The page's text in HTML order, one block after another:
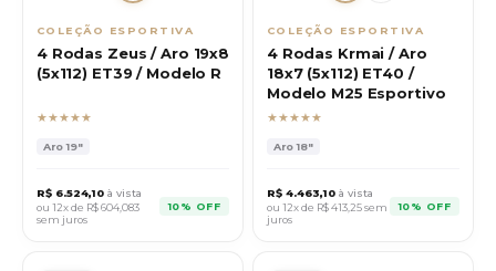
COLEÇÃO ESPORTIVA
4 Rodas Zeus / Aro 19x8
(5x112) ET39 / Modelo R
★★★★★
Aro19"
R$ 6.524,10 à vista
ou 12x de R$604,083
sem juros
10% OFF
COLEÇÃO ESPORTIVA
4 Rodas Krmai / Aro
18x7 (5x112) ET40 /
Modelo M25 Esportivo
★★★★★
Aro18"
R$ 4.463,10 à vista
ou 12x de R$413,25sem
juros
10% OFF